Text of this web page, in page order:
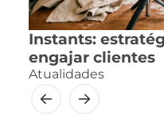
Instants:
engajar clientes
Atualidades